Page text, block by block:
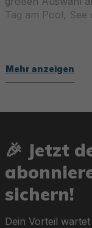
Tag am Pool,
Spaß und Action
Die vielseitigen
und Erwachsene.
praktischen
– hier findest Du
das richtige
sorgenfreie Tage.
Mehr anzeigen
🎉 Jetzt
sichern!
Dein Vorteil